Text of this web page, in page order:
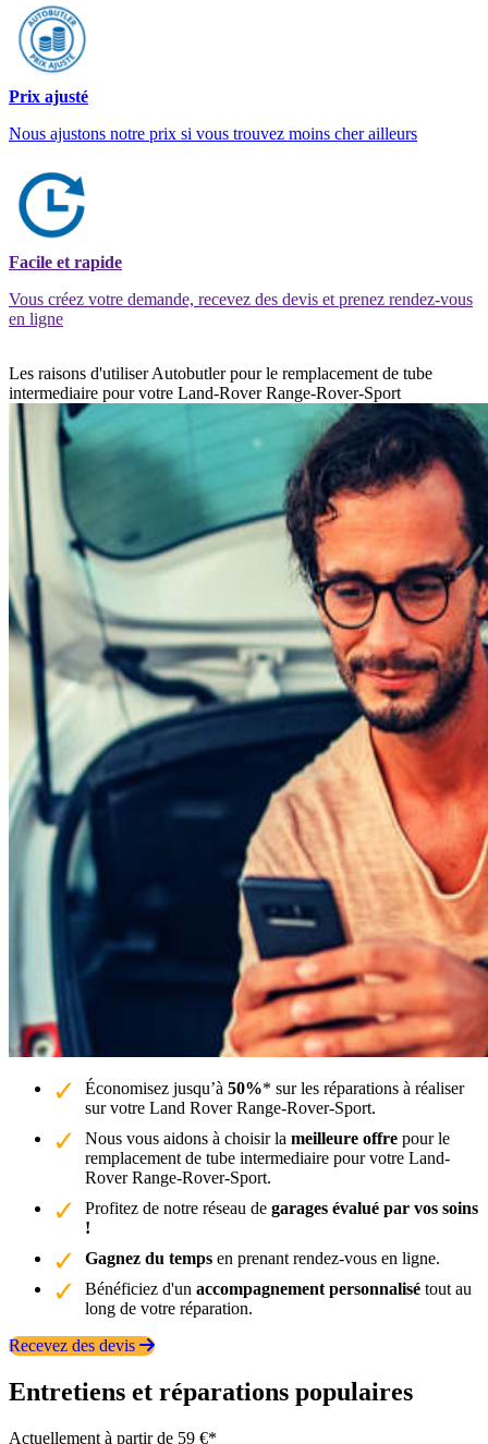
Prix ajusté
Nous ajustons notre prix si vous trouvez moins cher ailleurs
Facile et rapide
Vous créez votre demande, recevez des devis et prenez rendez-vous
en ligne
Les raisons d'utiliser Autobutler pour le remplacement de tube
intermediaire pour votre Land-Rover Range-Rover-Sport
Économisez jusqu’à 50%* sur les réparations à réaliser
sur votre Land Rover Range-Rover-Sport.
Nous vous aidons à choisir la meilleure offre pour le
remplacement de tube intermediaire pour votre Land-
Rover Range-Rover-Sport.
Profitez de notre réseau de garages évalué par vos soins
!
Gagnez du temps en prenant rendez-vous en ligne.
Bénéficiez d'un accompagnement personnalisé tout au
long de votre réparation.
Recevez des devis
Entretiens et réparations populaires
Actuellement à partir de 59 €*